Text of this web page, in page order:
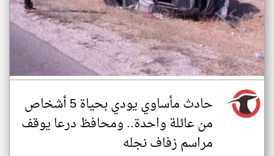
حادث مأساوي يودي بحياة 5 أشخاص
من عائلة واحدة.. ومحافظ درعا يوقف
مراسم زفاف نجله